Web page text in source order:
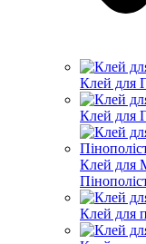
Клей для
Клей для
Клей для
Клей для